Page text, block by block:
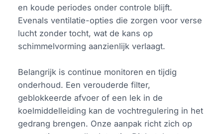
en koude periodes onder controle blijft.
Evenals ventilatie-opties die zorgen voor verse
lucht zonder tocht, wat de kans op
schimmelvorming aanzienlijk verlaagt.
Belangrijk is continue monitoren en tijdig
onderhoud. Een verouderde filter,
geblokkeerde afvoer of een lek in de
koelmiddelleiding kan de vochtregulering in het
gedrang brengen. Onze aanpak richt zich op